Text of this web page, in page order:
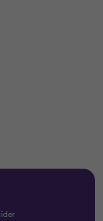
Mise en place
financiers et